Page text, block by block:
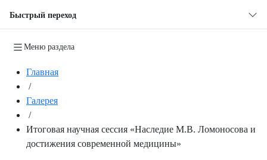
Быстрый переход
Меню раздела
Главная
/
Галерея
/
Итоговая научная сессия «Наследие М.В. Ломоносова и
достижения современной медицины»